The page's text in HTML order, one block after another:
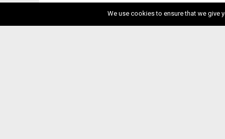
We use cookies to ensure that we give